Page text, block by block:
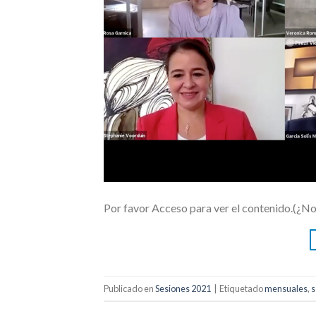
Por favor Acceso para ver el
Publicado enSesiones 2021 Etiquetadomensuales,